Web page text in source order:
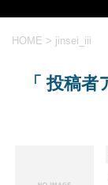
HOME > jinsei_iii
「 投稿